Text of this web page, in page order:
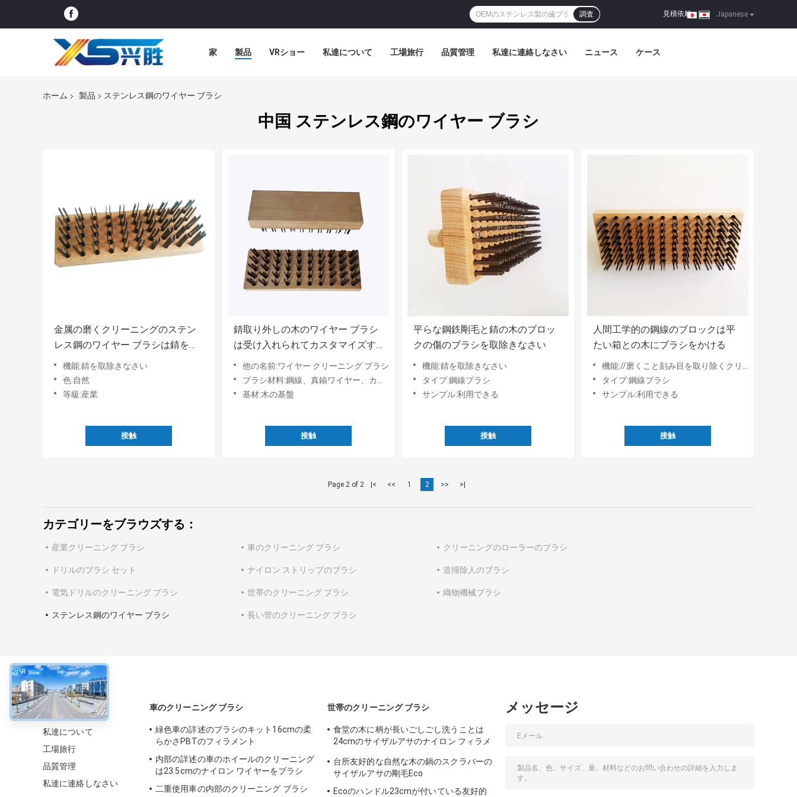
Japanese
見積依頼 |
調査
家 製品 VRショー 私達について 工場旅行 品質管理 私達に連絡しなさい ニュース ケース
ホーム 製品 ステンレス鋼のワイヤー ブラシ
中国 ステンレス鋼のワイヤー ブラシ
金属の磨くクリーニングのステン
レス鋼のワイヤー ブラシは錆を取
除く
機能:錆を取除きなさい
色:自然
等級:産業
接触
錆取り外しの木のワイヤー ブラシ
は受け入れられてカスタマイズす
他の名前:ワイヤー クリーニング ブラシ
ブラシ材料:鋼線、真鍮ワイヤー、カーボン ワイヤー
基材:木の基盤
接触
平らな鋼鉄剛毛と錆の木のブロッ
クの傷のブラシを取除きなさい
機能:錆を取除きなさい
タイプ:鋼線ブラシ
サンプル:利用できる
接触
人間工学的の鋼線のブロックは平
たい箱との木にブラシをかける
機能://磨くこと刻み目を取り除くクリーニング
タイプ:鋼線ブラシ
サンプル:利用できる
接触
Page 2 of 2 |< << 1 2 >> >|
カテゴリーをブラウズする：
産業クリーニング ブラシ 車のクリーニング ブラシ クリーニングのローラーのブラシ
ドリルのブラシ セット ナイロン ストリップのブラシ 道掃除人のブラシ
電気ドリルのクリーニング ブラシ 世帯のクリーニング ブラシ 織物機械ブラシ
ステンレス鋼のワイヤー ブラシ 長い管のクリーニング ブラシ
について
私達について
工場旅行
品質管理
私達に連絡しなさい
車のクリーニング ブラシ
緑色車の詳述のブラシのキット16cmの柔
らかさPBTのフィラメント
内部の詳述の車のホイールのクリーニング
は23.5cmのナイロン ワイヤーをブラシ
二重使用車の内部のクリーニング ブラシ
世帯のクリーニング ブラシ
食堂の木に柄が長いごしごし洗うことは
24cmのサイザルアサのナイロン フィラメ
台所友好的な自然な木の鍋のスクラバーの
サイザルアサの剛毛Eco
Ecoのハンドル23cmが付いている友好的
メッセージ